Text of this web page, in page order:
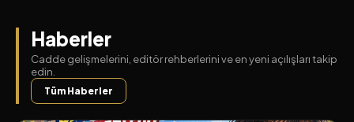
Haberler
Cadde gelişmelerini, editör rehberlerini ve en yeni açılışları takip
edin.
Tüm Haberler